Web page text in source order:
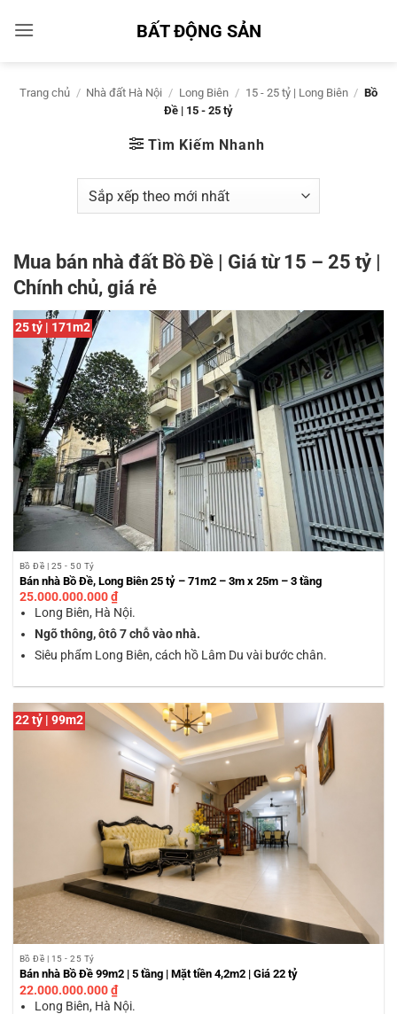
qua
BẤT ĐỘNG SẢN
Trang chủ / Nhà đất Hà Nội / Long Biên / 15 - 25 tỷ | Long Biên / Bồ
Đề | 15 - 25 tỷ
Tìm Kiếm Nhanh
Mua bán nhà đất Bồ Đề | Giá từ 15 – 25 tỷ |
Chính chủ, giá rẻ
25 tỷ | 171m2
Bồ Đề | 25 - 50 Tỷ
Bán nhà Bồ Đề, Long Biên 25 tỷ – 71m2 – 3m x 25m – 3 tầng
25.000.000.000₫
Long Biên, Hà Nội.
Ngõ thông, ôtô 7 chỗ vào nhà.
Siêu phẩm Long Biên, cách hồ Lâm Du vài bước chân.
22 tỷ | 99m2
Bồ Đề | 15 - 25 Tỷ
Bán nhà Bồ Đề 99m2 | 5 tầng | Mặt tiền 4,2m2 | Giá 22 tỷ
22.000.000.000₫
Long Biên, Hà Nội.